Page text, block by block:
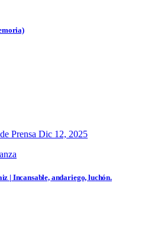
Prensa Dic 12, 2025
| Incansable, andariego, luchón.